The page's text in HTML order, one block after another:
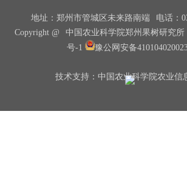
地址：郑州市管城区未来路南端
电话：
Copyright @
中国农业科学院郑州果树研究所
号-1
豫公网安备
技术支持：中国农业科学院农业信